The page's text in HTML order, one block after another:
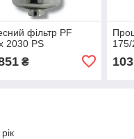
фільтр PF
2030 PS
₴